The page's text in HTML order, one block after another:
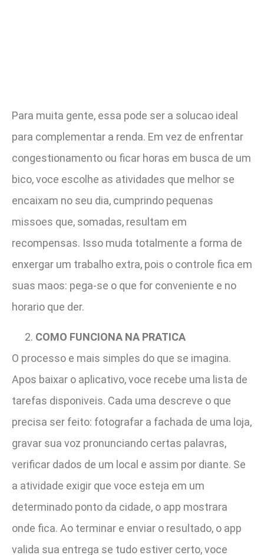
Para muita gente, essa pode ser a solucao ideal
para complementar a renda. Em vez de enfrentar
congestionamento ou ficar horas em busca de um
bico, voce escolhe as atividades que melhor se
encaixam no seu dia, cumprindo pequenas
missoes que, somadas, resultam em
recompensas. Isso muda totalmente a forma de
enxergar um trabalho extra, pois o controle fica em
suas maos: pega-se o que for conveniente e no
horario que der.
COMO FUNCIONA NA PRATICA
O processo e mais simples do que se imagina.
Apos baixar o aplicativo, voce recebe uma lista de
tarefas disponiveis. Cada uma descreve o que
precisa ser feito: fotografar a fachada de uma loja,
gravar sua voz pronunciando certas palavras,
verificar dados de um local e assim por diante. Se
a atividade exigir que voce esteja em um
determinado ponto da cidade, o app mostrara
onde fica. Ao terminar e enviar o resultado, o app
valida sua entrega se tudo estiver certo, voce